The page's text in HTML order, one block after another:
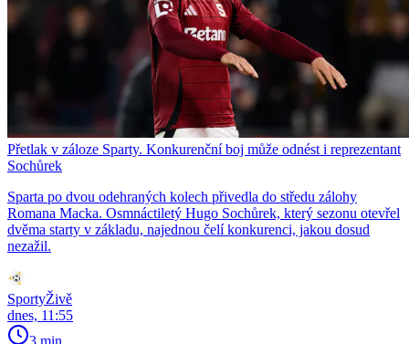
Přetlak v záloze Sparty. Konkurenční boj může odnést i reprezentant
Sochůrek
Sparta po dvou odehraných kolech přivedla do středu zálohy
Romana Macka. Osmnáctiletý Hugo Sochůrek, který sezonu otevřel
dvěma starty v základu, najednou čelí konkurenci, jakou dosud
nezažil.
SportyŽivě
dnes, 11:55